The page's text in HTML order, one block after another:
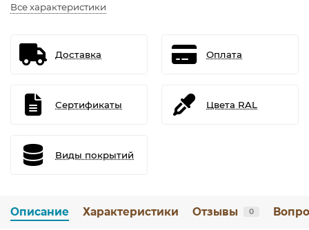
Все характеристики
Доставка Оплата
Сертификаты Цвета RAL
Виды покрытий
Описание Характеристики Отзывы 0